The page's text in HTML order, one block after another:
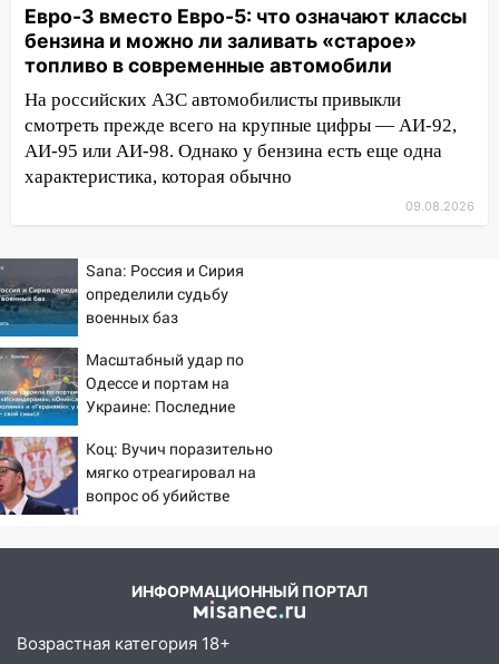
17:15 В Ульяновской области
ремонтируют девять мостов: один уже
готов, ещё два — почти завершены
17:00 «Ульяновскалипсис»: последствия
урагана 8 августа
16:38 Прогноз погоды в Ульяновской
16:34
Ульяновске отменили фестиваль «Наше
время»
16:17
Ульяновской области намолотил более
100 тысяч тонн зерна
15:17
Ульяновской области подали более 10
тысяч заявлений
после шторма: поваленные деревья и
Ураган вырвал остановку на улице
Деева в Заволжье
Евро-3 вместо Евро-5: что означают классы
бензина и можно ли заливать «старое»
топливо в современные автомобили
На российских АЗС автомобилисты привыкли
смотреть прежде всего на крупные цифры — АИ-92,
АИ-95 или АИ-98. Однако у бензина есть еще одна
характеристика, которая обычно
09.08.2026
Sana: Россия и Сирия
определили судьбу
военных баз
Масштабный удар по
Одессе и портам на
Украине: Последние
ударах России 9 августа
2026 года
Коц: Вучич поразительно
мягко отреагировал на
вопрос об убийстве
ИНФОРМАЦИОННЫЙ ПОРТАЛ
Возрастная категория 18+